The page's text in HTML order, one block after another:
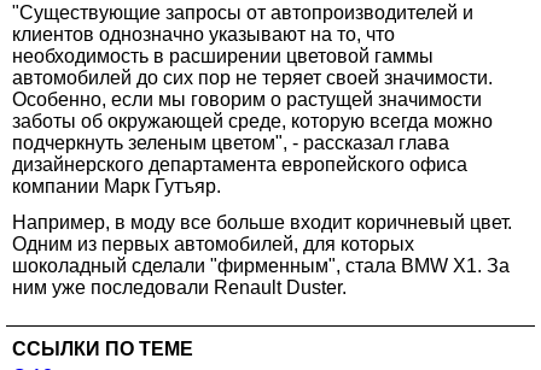
"Существующие запросы от автопроизводителей и
клиентов однозначно указывают на то, что
необходимость в расширении цветовой гаммы
автомобилей до сих пор не теряет своей значимости.
Особенно, если мы говорим о растущей значимости
заботы об окружающей среде, которую всегда можно
подчеркнуть зеленым цветом", - рассказал глава
дизайнерского департамента европейского офиса
компании Марк Гутъяр.
Например, в моду все больше входит коричневый цвет.
Одним из первых автомобилей, для которых
шоколадный сделали "фирменным", стала BMW X1. За
ним уже последовали Renault Duster.
ССЫЛКИ ПО ТЕМЕ